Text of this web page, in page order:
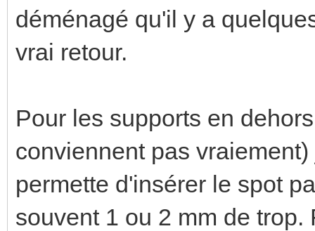
déménagé qu'il y a
vrai retour.
Pour les supports en
conviennent pas
permette d'insérer le spot
souvent 1 ou 2 mm de